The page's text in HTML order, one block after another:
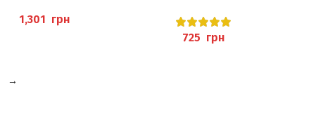
грн
грн
→